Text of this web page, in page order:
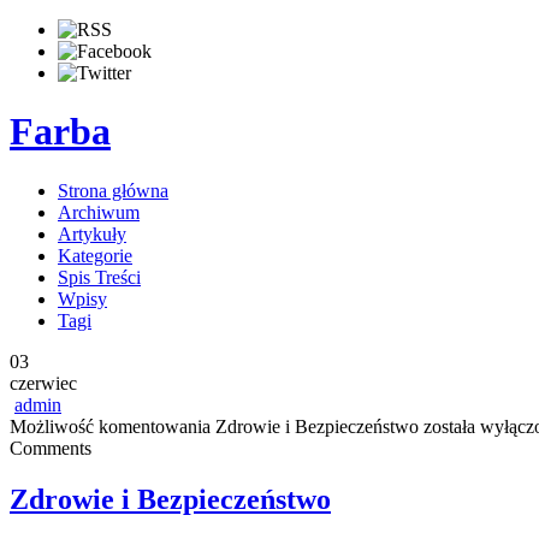
Farba
Strona główna
Archiwum
Artykuły
Kategorie
Spis Treści
Wpisy
Tagi
03
czerwiec
admin
Możliwość komentowania Zdrowie i Bezpieczeństwo została
Comments
Zdrowie i Bezpieczeństwo